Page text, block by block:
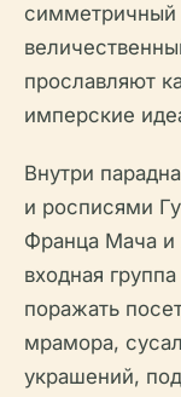
симметричный
прославляют
имперские
Внутри
и росписями
Франца Мача и
входная
поражать
мрамора,
украшений,